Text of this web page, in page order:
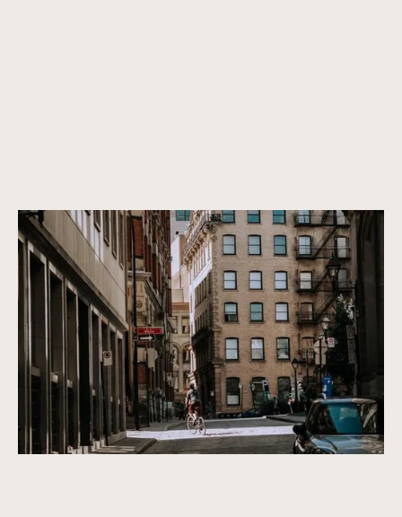
Canada’s most vibrant architecture
Properties that are not only beautiful now, but will remain
beautiful in the future. We only purchase properties that are
built to last, with a timeless design and high-quality
construction.